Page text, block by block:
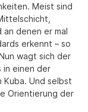
Meist sind
denen er mal
erkennt – so
wagt sich der
in einen der
Und selbst
Orientierung der